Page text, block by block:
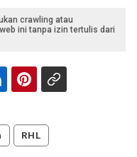
crawling atau
ini tanpa izin tertulis dari
RHL